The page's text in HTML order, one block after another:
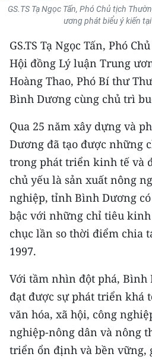
KIỂM CHỨNG THÔNG TIN
TRI THỨC CHUYÊN SÂU
54 DÂN TỘC VIỆT NAM
CHƯƠNG TRÌNH OCOP - MỖI
MỘT SẢN PHẨM
RADIO
MEDIA CENTER
E-Magazine
Video
Media Kinh tế
Media Văn hóa
Media Xã hội
GS.TS Tạ Ngọc Tấn, Phó Chủ tịch
ương phát biểu ý kiến
GS.TS Tạ Ngọc Tấn, Phó
Hội đồng Lý luận Trung
Hoàng Thao, Phó Bí thư
Bình Dương cùng chủ trì
Qua 25 năm xây dựng và
Dương đã tạo được những
trong phát triển kinh tế và
chủ yếu là sản xuất nông
nghiệp, tỉnh Bình Dương
bậc với những chỉ tiêu kinh
chục lần so thời điểm chia
1997.
Với tầm nhìn đột phá, Bình
đạt được sự phát triển khá
văn hóa, xã hội, công
nghiệp-nông dân và nông
triển ổn định và bền vững,